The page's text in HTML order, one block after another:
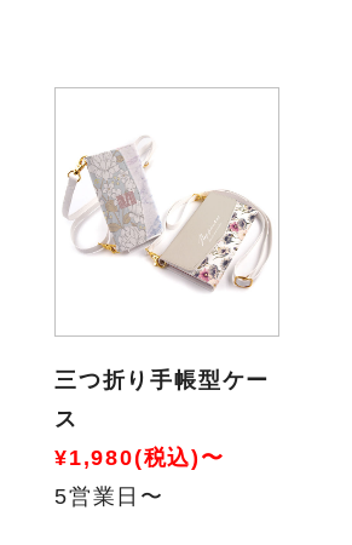
三つ折り手帳型ケー
ス
¥1,980(税込)〜
5営業日〜